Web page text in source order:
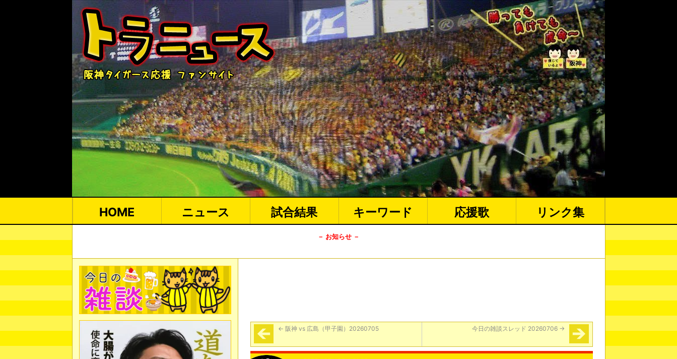
HOME ニュース 試合結果 キーワード 応援歌 リンク集
－ お知らせ －
← 阪神 vs 広島（甲子園）20260705 今日の雑談スレッド 20260706 →